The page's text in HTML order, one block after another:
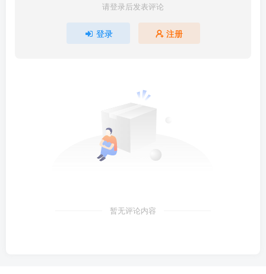
请登录后发表评论
登录 注册
暂无评论内容